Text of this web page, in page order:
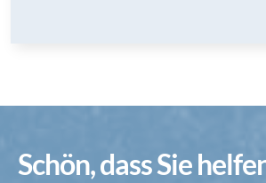
Schön, dass Sie